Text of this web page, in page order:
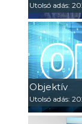
Utolsó adás:
Objektív
Utolsó adás: